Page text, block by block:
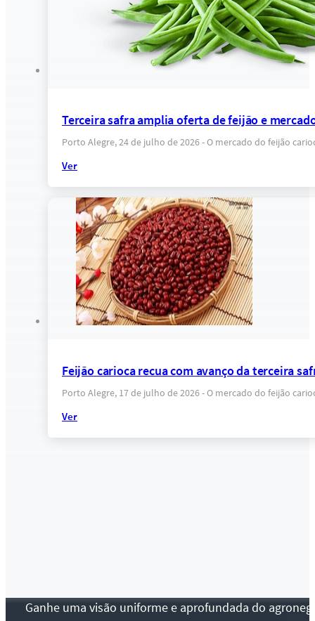
Terceira safra amplia oferta de feijão e
Porto Alegre, 24 de julho de 2026 - O mercado do feijão
Ver
Feijão carioca recua com avanço da terceira
Porto Alegre, 17 de julho de 2026 - O mercado do feijão
Ver
Ganhe uma visão uniforme e aprofundada do